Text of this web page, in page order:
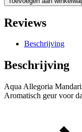
Aqua
Allegoria
Mandarine
Eau
de
aantal
Reviews
Beschrijving
Beschrijving
Aqua Allegoria
Aromatisch geur voor